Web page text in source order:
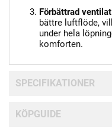
Förbättrad
bättre luftflöde,
under hela
komforten.
SPECIFIKATIONER
KÖPGUIDE